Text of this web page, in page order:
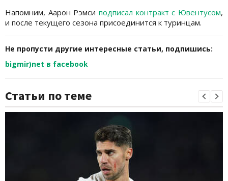
Напомним, Аарон Рэмси подписал контракт с Ювентусом,
и после текущего сезона присоединится к туринцам.
Не пропусти другие интересные статьи, подпишись:
bigmir)net в facebook
Статьи по теме